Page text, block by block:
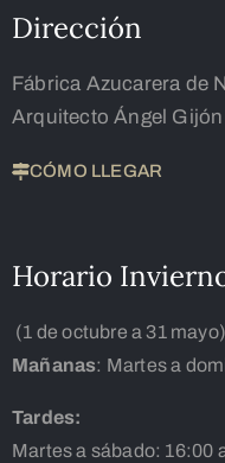
Dirección
Fábrica Azucarera de
Arquitecto Ángel
CÓMO LLEGAR
Horario
(1 de octubre a 31 mayo)
Mañanas: Martes a
Tardes:
Martes a sábado: 16:00